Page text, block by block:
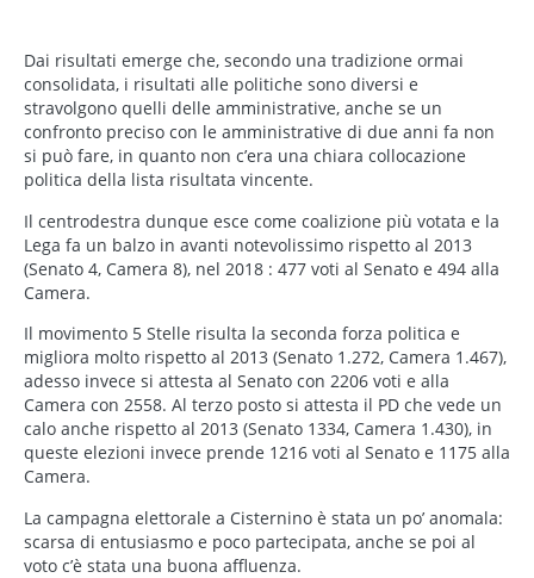
Dai risultati emerge che, secondo una tradizione ormai
consolidata, i risultati alle politiche sono diversi e
stravolgono quelli delle amministrative, anche se un
confronto preciso con le amministrative di due anni fa non
si può fare, in quanto non c’era una chiara collocazione
politica della lista risultata vincente.
Il centrodestra dunque esce come coalizione più votata e la
Lega fa un balzo in avanti notevolissimo rispetto al 2013
(Senato 4, Camera 8), nel 2018 : 477 voti al Senato e 494 alla
Camera.
Il movimento 5 Stelle risulta la seconda forza politica e
migliora molto rispetto al 2013 (Senato 1.272, Camera 1.467),
adesso invece si attesta al Senato con 2206 voti e alla
Camera con 2558. Al terzo posto si attesta il PD che vede un
calo anche rispetto al 2013 (Senato 1334, Camera 1.430), in
queste elezioni invece prende 1216 voti al Senato e 1175 alla
Camera.
La campagna elettorale a Cisternino è stata un po’ anomala:
scarsa di entusiasmo e poco partecipata, anche se poi al
voto c’è stata una buona affluenza.